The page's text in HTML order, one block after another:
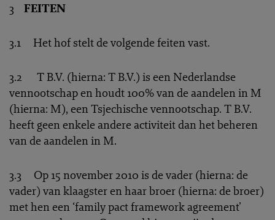
3 FEITEN
3.1 Het hof stelt de volgende feiten vast.
3.2 T B.V. (hierna: T B.V.) is een Nederlandse
vennootschap en houdt 100% van de aandelen in M
(hierna: M), een Tsjechische vennootschap. T B.V.
heeft geen enkele andere activiteit dan het beheren
van de aandelen in M.
3.3 Op 15 november 2010 is de vader (hierna: de
vader) van klaagster en haar broer (hierna: de broer)
met hen een ‘family pact framework agreement’